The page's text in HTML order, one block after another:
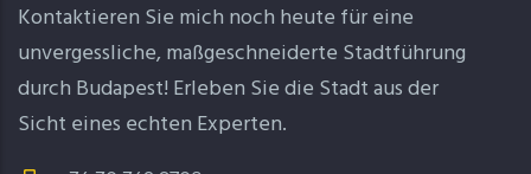
Kontaktieren Sie mich noch heute für eine
unvergessliche, maßgeschneiderte Stadtführung
durch Budapest! Erleben Sie die Stadt aus der
Sicht eines echten Experten.